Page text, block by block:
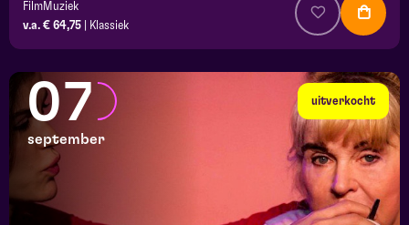
FilmMuziek
v.a. € 64,75
Klassiek
uitverkocht
07
september